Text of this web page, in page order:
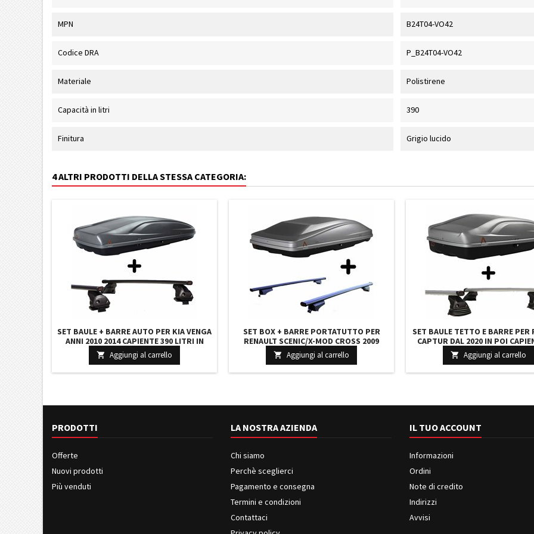
MPN B24T04-VO42
Codice DRA P_B24T04-VO42
Materiale Polistirene
Capacità in litri 390
Finitura Grigio lucido
4 ALTRI PRODOTTI DELLA STESSA CATEGORIA:
SET BAULE + BARRE AUTO PER KIA VENGA
ANNI 2010 2014 CAPIENTE 390 LITRI IN
GRIGIO SCURO CON SERRATURA BARRE
127 CM + KIT ATTACCHI
 Aggiungi al carrello
SET BOX + BARRE PORTATUTTO PER
RENAULT SCENIC/X-MOD CROSS 2009
CAPIENTE 420 LITRI GRIGIO CON CHIAVE
BARRE 127 CM + KIT ATTACCHI
 Aggiungi al carrello
SET BAULE TETTO E BARRE PER
CAPTUR DAL 2020 IN POI
LITRI GRIGIO CON SERRATURA
CM C/KIT ATTACCHI
 Aggiungi al carrello
PRODOTTI
Offerte
Nuovi prodotti
Più venduti
LA NOSTRA AZIENDA
Chi siamo
Perchè sceglierci
Pagamento e consegna
Termini e condizioni
Contattaci
IL TUO ACCOUNT
Informazioni
Ordini
Note di credito
Indirizzi
Avvisi